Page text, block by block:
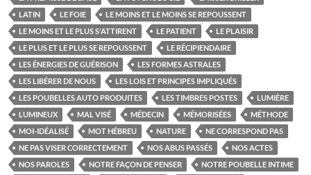
LATIN
LE FOIE
LE MOINS ET LE MOINS SE REPOUSSENT
LE MOINS ET LE PLUS S'ATTIRENT
LE PATIENT
LE PLAISIR
LE PLUS ET LE PLUS SE REPOUSSENT
LE RÉCIPIENDAIRE
LES ÉNERGIES DE GUÉRISON
LES FORMES ASTRALES
LES LIBÉRER DE NOUS
LES LOIS ET PRINCIPES IMPLIQUÉS
LES POUBELLES AUTO PRODUITES
LES TIMBRES POSTES
LUMIÈRE
LUMINEUX
MAL VISÉ MÉDECIN MÉMORISÉES
MÉTHODE
MOI-IDÉALISÉ
MOT HÉBREU NATURE
NE CORRESPOND PAS
NE PAS VISER CORRECTEMENT
NOS ABUS PASSÉS
NOS ACTES
NOS PAROLES
NOTRE FAÇON DE PENSER
NOTRE POUBELLE INTIME